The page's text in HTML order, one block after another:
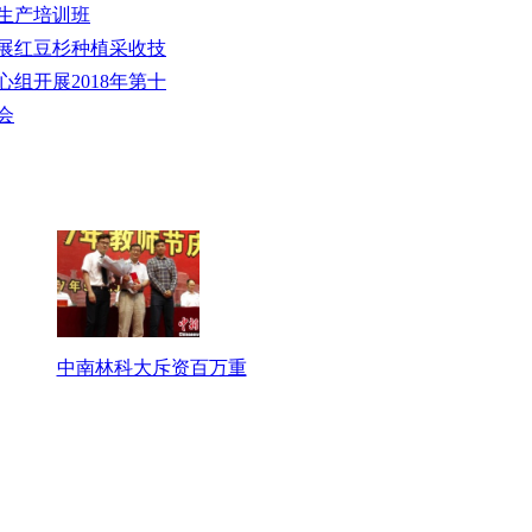
产培训班
红豆杉种植采收技
组开展2018年第十
中南林科大斥资百万重